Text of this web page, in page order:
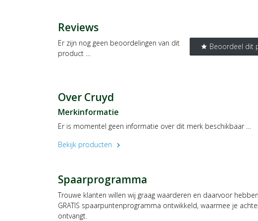
Reviews
star Beoordeel dit
Er zijn nog geen beoordelingen van dit
product …
Over Cruyd
Merkinformatie
Er is momentel geen informatie over dit merk beschikbaar …
Bekijk producten
chevron_right
Spaarprogramma
Trouwe klanten willen wij graag waarderen en daarvoor
GRATIS spaarpuntenprogramma ontwikkeld, waarmee je
ontvangt.